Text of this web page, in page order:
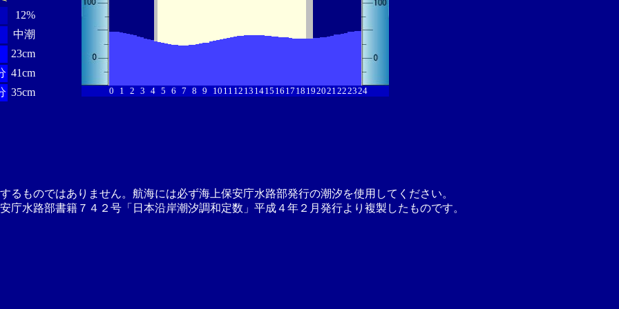
12%
中潮
23cm
41cm
35cm 0 1 2 3 4 5 6 7 8 9 10 11 12 13 1415 16 17 18 192021222324
るものではありません。航海には必ず海上保安庁水路部発行の潮汐を使用してください。
庁水路部書籍７４２号「日本沿岸潮汐調和定数」平成４年２月発行より複製したものです。